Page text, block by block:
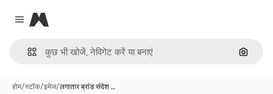
Close menu
Magnific
इमेज से
होम/स्टॉक/इमेज/लगातार ब्रांड संदेश …